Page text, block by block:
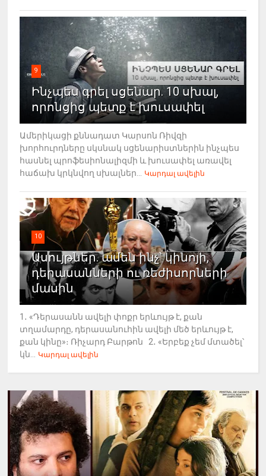
9
Ինչպես գրել սցենար. 10 սխալ,
որոնցից պետք է խուսափել
Ամերիկացի քննադատ Կարսոն Ռիվզի
խորհուրդները սկսնակ սցենարիստներին ինչպես
հասնել պրոֆեսիոնալիզմի և խուսափել առավել
հաճախ կրկնվող սխալներ...
Կարդալ ավելին
10
Ասույթներ. ամեն ինչ՝ կինոյի,
դերասանների ու ռեժիսորների
մասին
1․ «Դերասանն ավելի փոքր երևույթ է, քան
տղամարդը, դերասանուհին ավելի մեծ երևույթ է,
քան կինը»։ Ռիչարդ Բարթոն 2․ «Երբեք չեմ մտածել՝
կն...
Կարդալ ավելին